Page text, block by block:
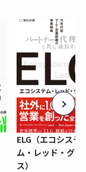
ELG（エコシステ
ム・レッド・グロ
ス）